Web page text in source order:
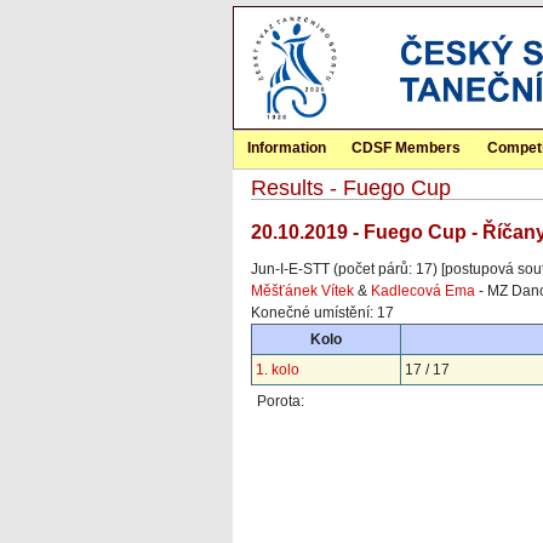
Information CDSF Members
Results - Fuego Cup
20.10.2019 - Fuego Cup -
Jun-I-E-STT (počet párů: 17) [postupová
Měšťánek Vítek & Kadlecová Ema - MZ
Konečné umístění: 17
Kolo
1. kolo
17 / 17
Porota: